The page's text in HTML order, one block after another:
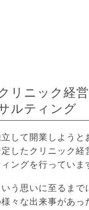
リニック経
ルティング
して開業しようと
したクリニック経
ングを行っていま
う思いに至るまで
々な出来事があっ